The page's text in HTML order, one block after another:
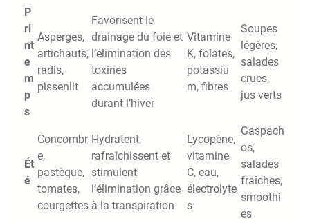
P
ri
nt
e
m
p
s
Asperges,
artichauts,
radis,
pissenlit
Favorisent le
drainage du foie et
l’élimination des
toxines
accumulées
durant l’hiver
Vitamine
K, folates,
potassiu
m, fibres
Soupes
légères,
salades
crues,
jus verts
Ét
é
Concombr
e,
pastèque,
tomates,
courgettes
Hydratent,
rafraîchissent et
stimulent
l’élimination grâce
à la transpiration
Lycopène,
vitamine
C, eau,
électrolyte
s
Gaspach
os,
salades
fraîches,
smoothi
es